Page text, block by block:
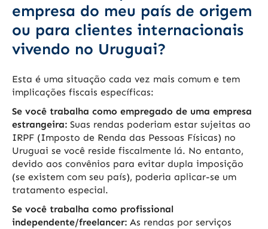
empresa do meu país de origem
ou para clientes internacionais
vivendo no Uruguai?
Esta é uma situação cada vez mais comum e tem
implicações fiscais específicas:
Se você trabalha como empregado de uma empresa
estrangeira: Suas rendas poderiam estar sujeitas ao
IRPF (Imposto de Renda das Pessoas Físicas) no
Uruguai se você reside fiscalmente lá. No entanto,
devido aos convênios para evitar dupla imposição
(se existem com seu país), poderia aplicar-se um
tratamento especial.
Se você trabalha como profissional
independente/freelancer: As rendas por serviços